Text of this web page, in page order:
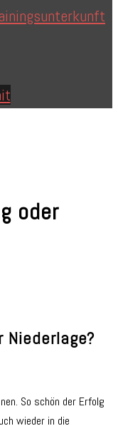
oder
Niederlage?
So schön der Erfolg
wieder in die